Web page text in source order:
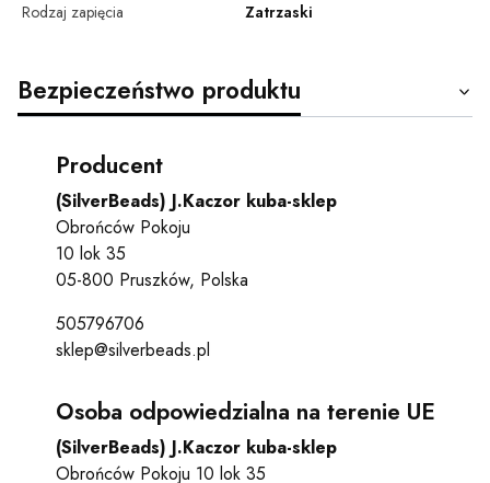
Rodzaj zapięcia Zatrzaski
Bezpieczeństwo produktu
Producent
(SilverBeads) J.Kaczor kuba-sklep
Obrońców Pokoju
10 lok 35
05-800 Pruszków, Polska
505796706
sklep@silverbeads.pl
Osoba odpowiedzialna na terenie UE
(SilverBeads) J.Kaczor kuba-sklep
Obrońców Pokoju 10 lok 35